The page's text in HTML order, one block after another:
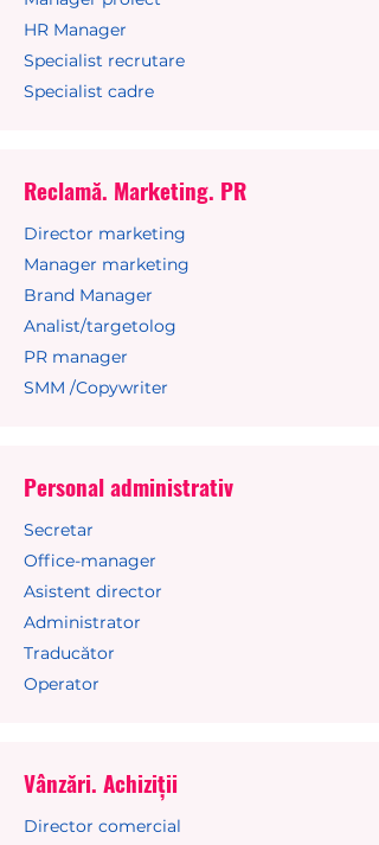
HR Manager
Specialist recrutare
Specialist cadre
Reclamă. Marketing. PR
Director marketing
Manager marketing
Brand Manager
Analist/targetolog
PR manager
SMM /Copywriter
Personal administrativ
Secretar
Office-manager
Asistent director
Administrator
Traducător
Operator
Vânzări. Achiziții
Director comercial